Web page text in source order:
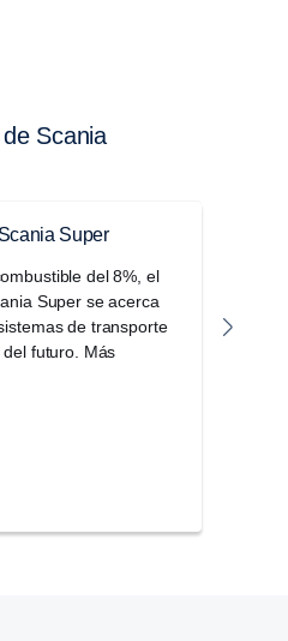
de Scania
Super
del 8%, el
Super se acerca
de transporte
futuro. Más